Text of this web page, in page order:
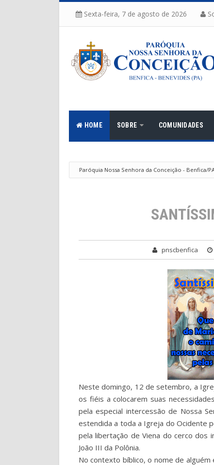
Sexta-feira, 7 de agosto de 2026
HOME SOBRE COMUNIDADES
Paróquia Nossa Senhora da Conceição - Benfica/
pnscbenfica
Neste domingo, 12 de setembro, a
os fiéis a colocarem suas
pela especial intercessão de Nossa
estendida a toda a Igreja do Ocidente
pela libertação de Viena do cerco dos
João III da Polônia.
No contexto bíblico, o nome de